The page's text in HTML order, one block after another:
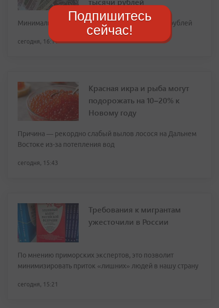
Минимальная выплата за день — от 874 до 968 рублей
сегодня, 16:11
Красная икра и рыба могут
подорожать на 10–20% к
Новому году
Причина — рекордно слабый вылов лосося на Дальнем
Востоке из-за потепления вод
сегодня, 15:43
Требования к мигрантам
ужесточили в России
По мнению приморских экспертов, это позволит
минимизировать приток «лишних» людей в нашу страну
сегодня, 15:21
Подпишитесь
сейчас!